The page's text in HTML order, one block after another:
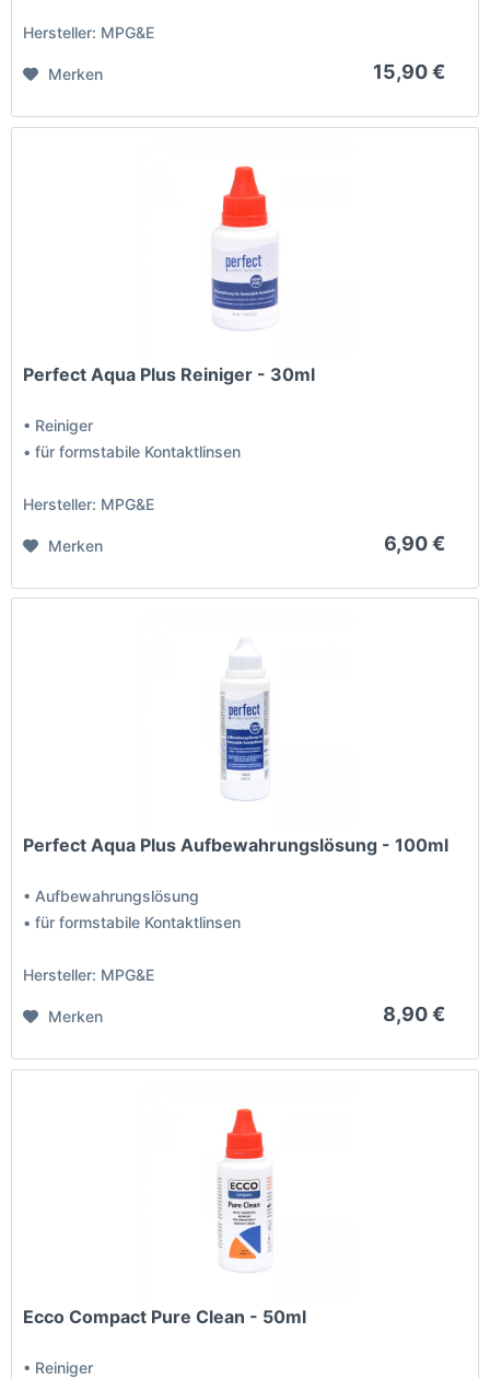
Hersteller: MPG&E
15,90 €
Merken
Perfect Aqua Plus Reiniger - 30ml
• Reiniger
• für formstabile Kontaktlinsen
Hersteller: MPG&E
6,90 €
Merken
Perfect Aqua Plus Aufbewahrungslösung - 100ml
• Aufbewahrungslösung
• für formstabile Kontaktlinsen
Hersteller: MPG&E
8,90 €
Merken
Ecco Compact Pure Clean - 50ml
• Reiniger